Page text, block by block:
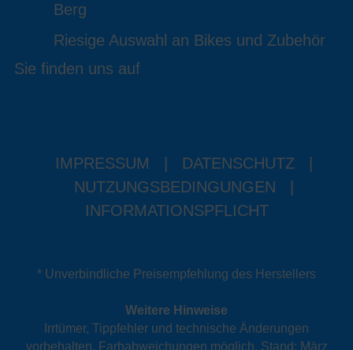
Berg
Riesige Auswahl an Bikes und Zubehör
Sie finden uns auf
IMPRESSUM DATENSCHUTZ
NUTZUNGSBEDINGUNGEN
INFORMATIONSPFLICHT
* Unverbindliche Preisempfehlung des Herstellers
Weitere Hinweise
Irrtümer, Tippfehler und technische Änderungen
vorbehalten. Farbabweichungen möglich. Stand: März